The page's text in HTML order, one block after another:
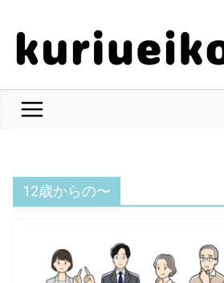
12歳からの〜